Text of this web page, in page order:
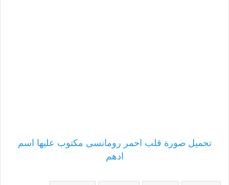
تحميل صورة قلب احمر رومانسى مكتوب عليها اسم
ادهم